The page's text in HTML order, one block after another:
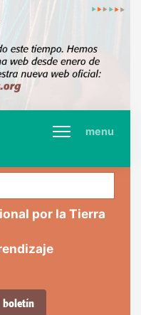
menu
por la Tierra
boletín